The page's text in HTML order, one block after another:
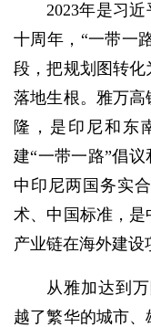
2023年是习
十周年，“一带一
段，把规划图转化
落地生根。雅万
隆，是印尼和东
建“一带一路”倡议
中印尼两国务实
术、中国标准，
产业链在海外建设
从雅加达到
越了繁华的城市